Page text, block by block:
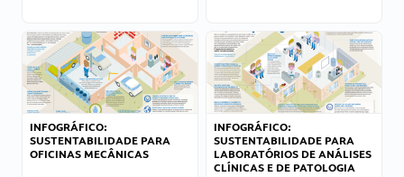
INFOGRÁFICO:
SUSTENTABILIDADE PARA
OFICINAS MECÂNICAS
INFOGRÁFICO:
SUSTENTABILIDADE PARA
LABORATÓRIOS DE ANÁLISES
CLÍNICAS E DE PATOLOGIA